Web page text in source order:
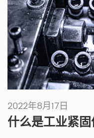
2022年8月17日
什么是工业紧固